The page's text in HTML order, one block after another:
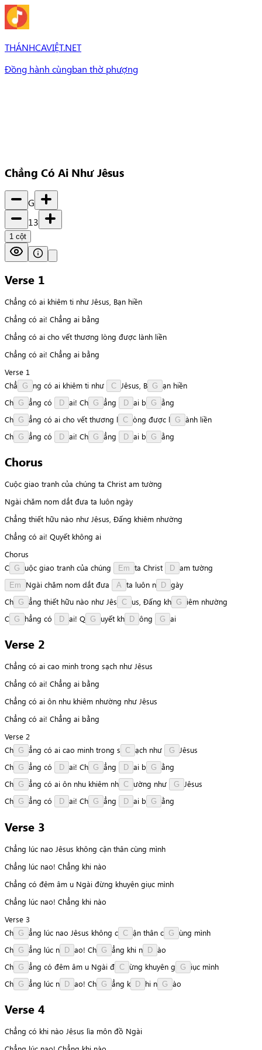
THÁNHCAVIỆT.NET
Đồng hành cùngban thờ phượng
Chẳng Có Ai Như Jêsus
G
13
1 cột
Verse 1
Chẳng có ai khiêm ti như Jêsus, Bạn hiền
Chẳng có ai! Chẳng ai bằng
Chẳng có ai cho vết thương lòng được lành liền
Chẳng có ai! Chẳng ai bằng
Verse 1
Chẳ G ng có ai khiêm ti như C Jêsus B G ạn hiền
Ch G ẳng có D ai! Ch G ẳng D ai b G ằng
Ch G ẳng có ai cho vết thương l C òng được l G ành liền
Ch G ẳng có D ai! Ch G ẳng D ai b G ằng
Chorus
Cuộc giao tranh của chúng ta Christ am tường
Ngài chăm nom dắt đưa ta luôn ngày
Chẳng thiết hữu nào như Jêsus, Đấng khiêm nhường
Chẳng có ai! Quyết không ai
Chorus
C G uộc giao tranh của chúng Em ta Christ D am tường
Em Ngài chăm nom dắt đưa A ta luôn n D gày
Ch G ẳng thiết hữu nào như Jês C us Đấng kh G iêm nhường
C G hẳng có D ai! Q G uyết kh D ông G ai
Verse 2
Chẳng có ai cao minh trong sạch như Jêsus
Chẳng có ai! Chẳng ai bằng
Chẳng có ai ôn nhu khiêm nhường như Jêsus
Chẳng có ai! Chẳng ai bằng
Verse 2
Ch G ẳng có ai cao minh trong s C ạch như G Jêsus
Ch G ẳng có D ai! Ch G ẳng D ai b G ằng
Ch G ẳng có ai ôn nhu khiêm nh C ường như G Jêsus
Ch G ẳng có D ai! Ch G ẳng D ai b G ằng
Verse 3
Chẳng lúc nao Jêsus không cận thân cùng mình
Chẳng lúc nao! Chẳng khi nào
Chẳng có đêm âm u Ngài đừng khuyên giục mình
Chẳng lúc nao! Chẳng khi nào
Verse 3
Ch G ẳng lúc nao Jêsus không c C ận thân c G ùng mình
Ch G ẳng lúc n D ao! Ch G ẳng khi n D ào
Ch G ẳng có đêm âm u Ngài đ C ừng khuyên g G iục mình
Ch G ẳng lúc n D ao! Ch G ẳng k D hi n G ào
Verse 4
Chẳng có khi nào Jêsus lìa môn đồ Ngài